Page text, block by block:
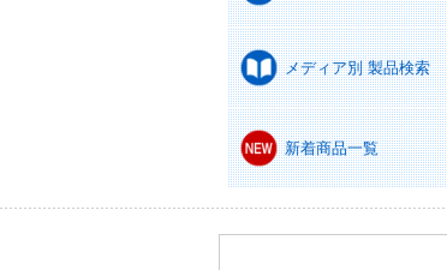
メディア別 製品検索
新着商品一覧